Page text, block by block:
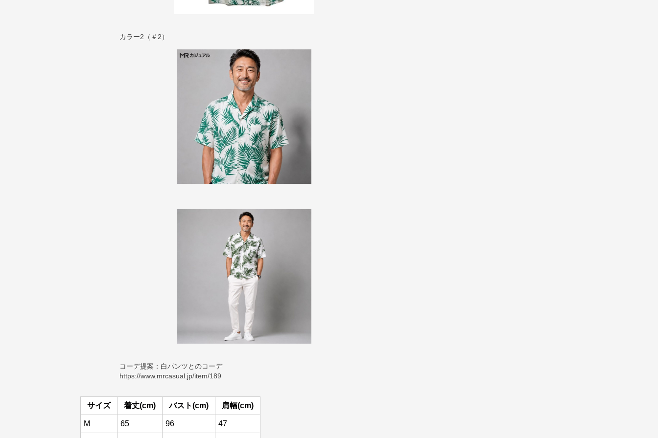
カラー2（＃2）
コーデ提案：白パンツとのコーデ
https://www.mrcasual.jp/item/189
サイズ 着丈(cm) バスト(cm) 肩幅(cm)
M 65 96 47